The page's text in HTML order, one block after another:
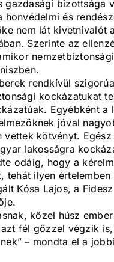
gazdasági bizottsága
honvédelmi és
nem lát kivetnivalót
Szerinte az
rendkívül
kockázatukat
Egyébként a
jóval
vettek kötvényt.
lakosságra
odáig, hogy a
tehát ilyen értelemben
Kósa Lajos, a Fidesz
közel húsz
fél gőzzel végzik
– mondta el a